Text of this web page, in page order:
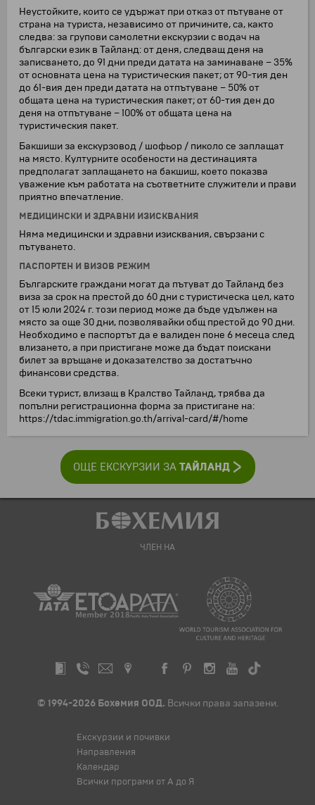
Неустойките, които се удържат при отказ от пътуване от
страна на туриста, независимо от причините, са, както
следва: за групови самолетни екскурзии с водач на
български език в Тайланд: от деня, следващ деня на
записването, до 91 дни преди датата на заминаване – 35%
от основната цена на туристическия пакет; от 90-тия ден
до 61-вия ден преди датата на отпътуване – 50% от
общата цена на туристическия пакет; от 60-тия ден до
деня на отпътуване – 100% от общата цена на
туристическия пакет.
Бакшиши за екскурзовод / шофьор / пиколо се заплащат
на място. Културните особености на дестинацията
предполагат заплащането на бакшиш, което показва
уважение към работата на съответните служители и прави
приятно впечатление.
МЕДИЦИНСКИ И ЗДРАВНИ ИЗИСКВАНИЯ
Няма медицински и здравни изисквания, свързани с
пътуването.
ПАСПОРТЕН И ВИЗОВ РЕЖИМ
Българските граждани могат да пътуват до Тайланд без
виза за срок на престой до 60 дни с туристическа цел, като
от 15 юли 2024 г. този период може да бъде удължен на
място за още 30 дни, позволявайки общ престой до 90 дни.
Необходимо е паспортът да е валиден поне 6 месеца след
влизането, а при пристигане може да бъдат поискани
билет за връщане и доказателство за достатъчно
финансови средства.
Всеки турист, влизащ в Кралство Тайланд, трябва да
попълни регистрационна форма за пристигане на:
https://tdac.immigration.go.th/arrival-card/#/home
ОЩЕ ЕКСКУРЗИИ ЗА ТАЙЛАНД
ЧЛЕН НА
© 1994-2026 Бохемия ООД. Всички права запазени.
Екскурзии и почивки
Направления
Календар
Всички програми от А до Я